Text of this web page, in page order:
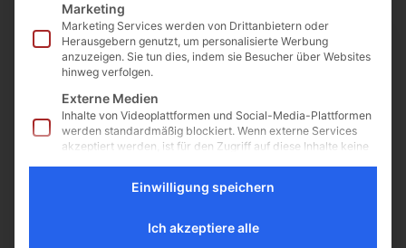
Vorname
Nachname
Marketing
Marketing Services werden von Drittanbietern oder
Herausgebern genutzt, um personalisierte Werbung
anzuzeigen. Sie tun dies, indem sie Besucher über Websites
hinweg verfolgen.
Externe Medien
Inhalte von Videoplattformen und Social-Media-Plattformen
werden standardmäßig blockiert. Wenn externe Services
akzeptiert werden, ist für den Zugriff auf diese Inhalte keine
Einwilligung speichern
Ich akzeptiere alle